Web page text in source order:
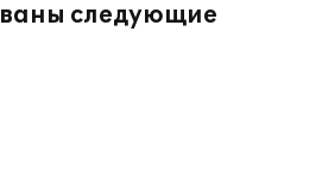
следующие